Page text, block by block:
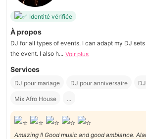
Identité vérifiée
À propos
DJ for all types of events. I can adapt my DJ
the event. I also h... Voir plus
Services
DJ pour mariage DJ pour anniversaire
Mix Afro House ...
Amazing !! Good music and good ambiance.